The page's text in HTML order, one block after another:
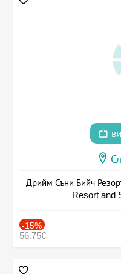
Дрийм Съни Бийч
Resort and
-15%
56.75€